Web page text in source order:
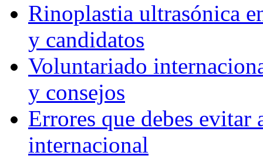
Rinoplastia ultrasónica
y candidatos
Voluntariado
y consejos
Errores que debes
internacional